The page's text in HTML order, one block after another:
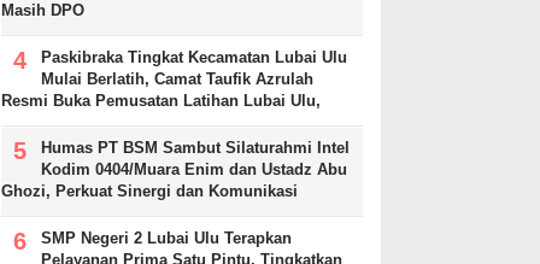
Masih DPO
Paskibraka Tingkat Kecamatan Lubai Ulu
Mulai Berlatih, Camat Taufik Azrulah
Resmi Buka Pemusatan Latihan Lubai Ulu,
Humas PT BSM Sambut Silaturahmi Intel
Kodim 0404/Muara Enim dan Ustadz Abu
Ghozi, Perkuat Sinergi dan Komunikasi
SMP Negeri 2 Lubai Ulu Terapkan
Pelayanan Prima Satu Pintu, Tingkatkan